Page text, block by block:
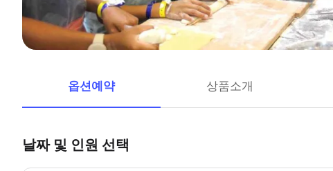
옵션예약 상품소개
날짜 및 인원 선택